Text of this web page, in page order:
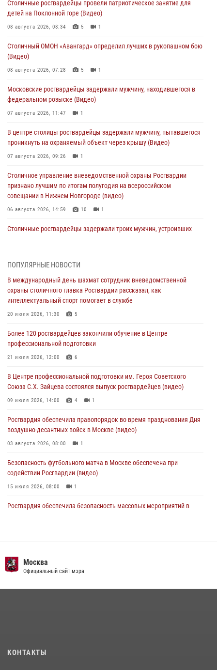
Столичные росгвардейцы провели патриотическое занятие для
детей на Поклонной горе (Видео)
08 августа 2026, 08:34 5 1
Столичный ОМОН «Авангард» определил лучших в рукопашном бою
(Видео)
08 августа 2026, 07:28 5 1
Московские росгвардейцы задержали мужчину, находившегося в
федеральном розыске (Видео)
07 августа 2026, 11:47 1
В центре столицы росгвардейцы задержали мужчину, пытавшегося
проникнуть на охраняемый объект через крышу (Видео)
07 августа 2026, 09:26 1
Столичное управление вневедомственной охраны Росгвардии
признано лучшим по итогам полугодия на всероссийском
совещании в Нижнем Новгороде (видео)
06 августа 2026, 14:59 10 1
Столичные росгвардейцы задержали троих мужчин, устроивших
матче в Москве обеспечила Росгвардия (видео)
06 августа 2026, 08:30
Столичные росгвардейцы задержали мужчину, устроившего дебош
05 августа 2026, 12:39
Московские росгвардейцы обеспечили безопасность проведения
05 августа 2026, 12:35
Делегация МВД Республики Беларусь ознакомилась с передовыми
04 августа 2026, 18:16 5
ПОПУЛЯРНЫЕ НОВОСТИ
В международный день шахмат сотрудник вневедомственной
охраны столичного главка Росгвардии рассказал, как
интеллектуальный спорт помогает в службе
20 июля 2026, 11:30 5
Более 120 росгвардейцев закончили обучение в Центре
профессиональной подготовки
21 июля 2026, 12:00 6
В Центре профессиональной подготовки им. Героя Советского
Союза С.Х. Зайцева состоялся выпуск росгвардейцев (видео)
09 июля 2026, 14:00 4 1
Росгвардия обеспечила правопорядок во время празднования Дня
воздушно-десантных войск в Москве (видео)
03 августа 2026, 08:00 1
Безопасность футбольного матча в Москве обеспечена при
содействии Росгвардии (видео)
15 июля 2026, 08:00 1
Росгвардия обеспечила безопасность массовых мероприятий в
чемпионат по самбо (виео)
15 июля 2026, 14:00 8
матче в Москве обеспечила Росгвардия (видео)
Москва
Официальный сайт мэра
КОНТАКТЫ